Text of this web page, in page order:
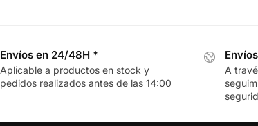
Envíos en 24/48H *
Aplicable a productos en stock y
pedidos realizados antes de las 14:00
A